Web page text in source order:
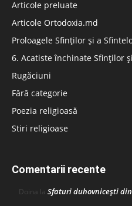
Articole preluate
Articole Ortodoxia.md
Proloagele Sfinților și a
6. Acatiste închinate Sfinților
Rugăciuni
Fără categorie
Poezia religioasă
Stiri religioase
Comentarii recente
Doina la Sfaturi duhovnicești